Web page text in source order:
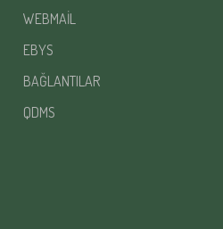
WEBMAİL
EBYS
BAĞLANTILAR
QDMS